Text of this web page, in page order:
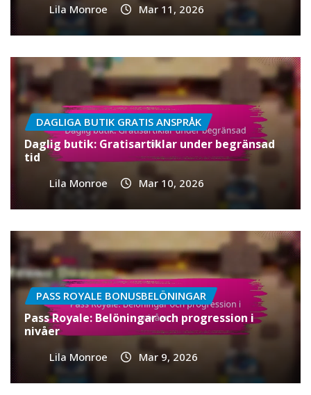
Lila Monroe Mar 11, 2026
DAGLIGA BUTIK GRATIS ANSPRÅK
Daglig butik: Gratisartiklar under begränsad
tid
Lila Monroe Mar 10, 2026
PASS ROYALE BONUSBELÖNINGAR
Pass Royale: Belöningar och progression i
nivåer
Lila Monroe Mar 9, 2026